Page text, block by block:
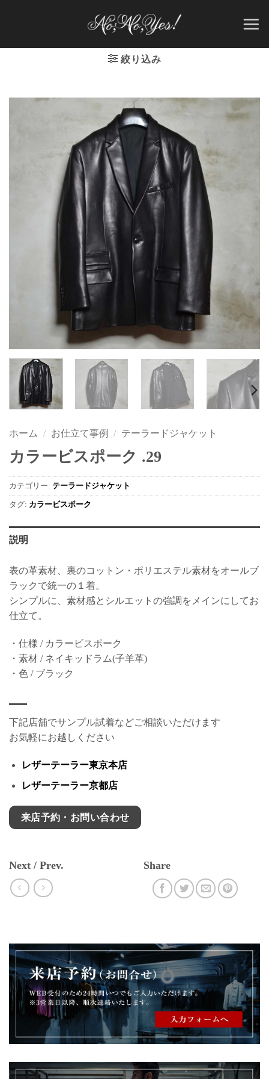
絞り込み
ホーム / お仕立て事例 / テーラードジャケット
カラービスポーク .29
カテゴリー: テーラードジャケット
タグ: カラービスポーク
説明
表の革素材、裏のコットン・ポリエステル素材をオールブ
ラックで統一の１着。
シンプルに、素材感とシルエットの強調をメインにしてお
仕立て。
・仕様 / カラービスポーク
・素材 / ネイキッドラム(子羊革)
・色 / ブラック
下記店舗でサンプル試着などご相談いただけます
お気軽にお越しください
レザーテーラー東京本店
レザーテーラー京都店
来店予約・お問い合わせ
Next / Prev. Share